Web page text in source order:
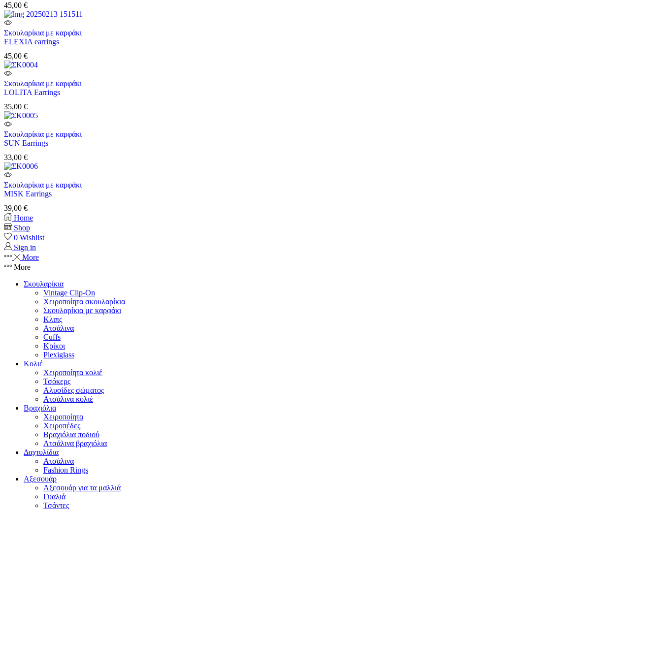
45,00 €
Σκουλαρίκια με καρφάκι
ELEXIA earrings
45,00 €
Σκουλαρίκια με καρφάκι
LOLITA Earrings
35,00 €
Σκουλαρίκια με καρφάκι
SUN Earrings
33,00 €
Σκουλαρίκια με καρφάκι
MISK Earrings
39,00 €
Home
Shop
0 Wishlist
Sign in
More
More
Σκουλαρίκια
Vintage Clip-On
Χειροποίητα σκουλαρίκια
Σκουλαρίκια με καρφάκι
Κλιπς
Ατσάλινα
Cuffs
Κρίκοι
Plexiglass
Κολιέ
Χειροποίητα κολιέ
Τσόκερς
Αλυσίδες σώματος
Ατσάλινα κολιέ
Βραχιόλια
Χειροποίητα
Χειροπέδες
Βραχιόλια ποδιού
Ατσάλινα βραχιόλια
Δαχτυλίδια
Ατσάλινα
Fashion Rings
Αξεσουάρ
Aξεσουάρ για τα μαλλιά
Γυαλιά
Τσάντες